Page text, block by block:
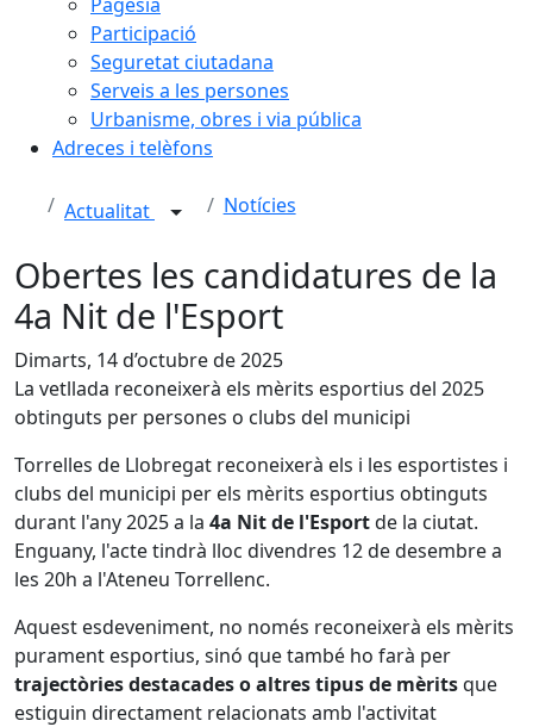
Participació
Seguretat ciutadana
Serveis a les persones
Urbanisme, obres i via pública
Adreces i telèfons
Actualitat Notícies
Obertes les candidatures de la
4a Nit de l'Esport
Dimarts, 14 d’octubre de 2025
La vetllada reconeixerà els mèrits esportius del 2025
obtinguts per persones o clubs del municipi
Torrelles de Llobregat reconeixerà els i les esportistes i
clubs del municipi per els mèrits esportius obtinguts
durant l'any 2025 a la 4a Nit de l'Esportde la ciutat.
Enguany, l'acte tindrà lloc divendres 12 de desembre a
les 20h a l'Ateneu Torrellenc.
Aquest esdeveniment, no només reconeixerà els mèrits
purament esportius, sinó que també ho farà per
trajectòries destacades o altres tipus de mèritsque
estiguin directament relacionats amb l'activitat